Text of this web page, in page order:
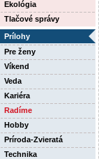
Ekológia
Tlačové správy
Prílohy
Pre ženy
Víkend
Veda
Kariéra
Radíme
Hobby
Príroda-Zvieratá
Technika